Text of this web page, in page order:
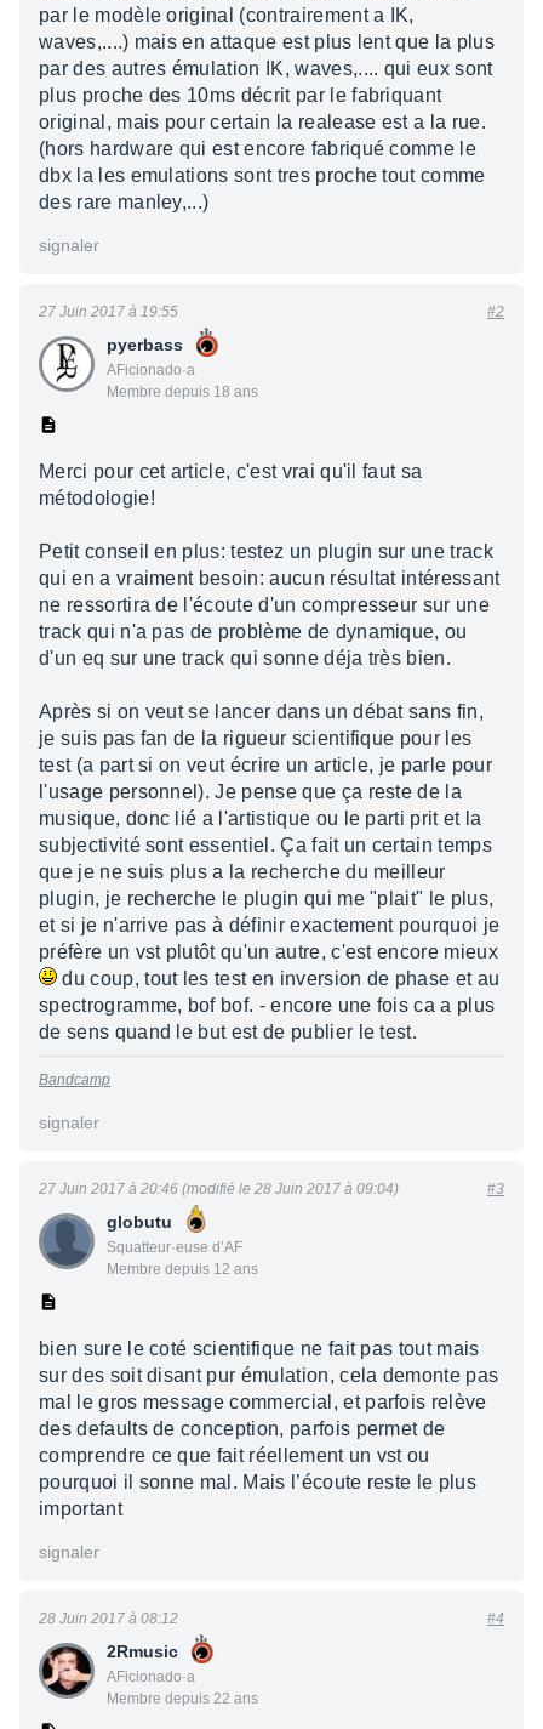
par le modèle original (contrairement a IK,
waves,....) mais en attaque est plus lent que la plus
par des autres émulation IK, waves,.... qui eux sont
plus proche des 10ms décrit par le fabriquant
original, mais pour certain la realease est a la rue.
(hors hardware qui est encore fabriqué comme le
dbx la les emulations sont tres proche tout comme
des rare manley,...)
signaler
pyerbass
AFicionado·a
Membre depuis 18 ans
27 Juin 2017 à 19:55 #2
Merci pour cet article, c'est vrai qu'il faut sa
métodologie!
Petit conseil en plus: testez un plugin sur une track
qui en a vraiment besoin: aucun résultat intéressant
ne ressortira de l'écoute d'un compresseur sur une
track qui n'a pas de problème de dynamique, ou
d'un eq sur une track qui sonne déja très bien.
Après si on veut se lancer dans un débat sans fin,
je suis pas fan de la rigueur scientifique pour les
test (a part si on veut écrire un article, je parle pour
l'usage personnel). Je pense que ça reste de la
musique, donc lié a l'artistique ou le parti prit et la
subjectivité sont essentiel. Ça fait un certain temps
que je ne suis plus a la recherche du meilleur
plugin, je recherche le plugin qui me "plait" le plus,
et si je n'arrive pas à définir exactement pourquoi je
préfère un vst plutôt qu'un autre, c'est encore mieux
du coup, tout les test en inversion de phase et au
spectrogramme, bof bof. - encore une fois ca a plus
de sens quand le but est de publier le test.
Bandcamp
signaler
globutu
Squatteur·euse d’AF
Membre depuis 12 ans
27 Juin 2017 à 20:46 (modifié le 28 Juin 2017 à 09:04) #3
bien sure le coté scientifique ne fait pas tout mais
sur des soit disant pur émulation, cela demonte pas
mal le gros message commercial, et parfois relève
des defaults de conception, parfois permet de
comprendre ce que fait réellement un vst ou
pourquoi il sonne mal. Mais l’écoute reste le plus
important
signaler
2Rmusic
AFicionado·a
Membre depuis 22 ans
28 Juin 2017 à 08:12 #4